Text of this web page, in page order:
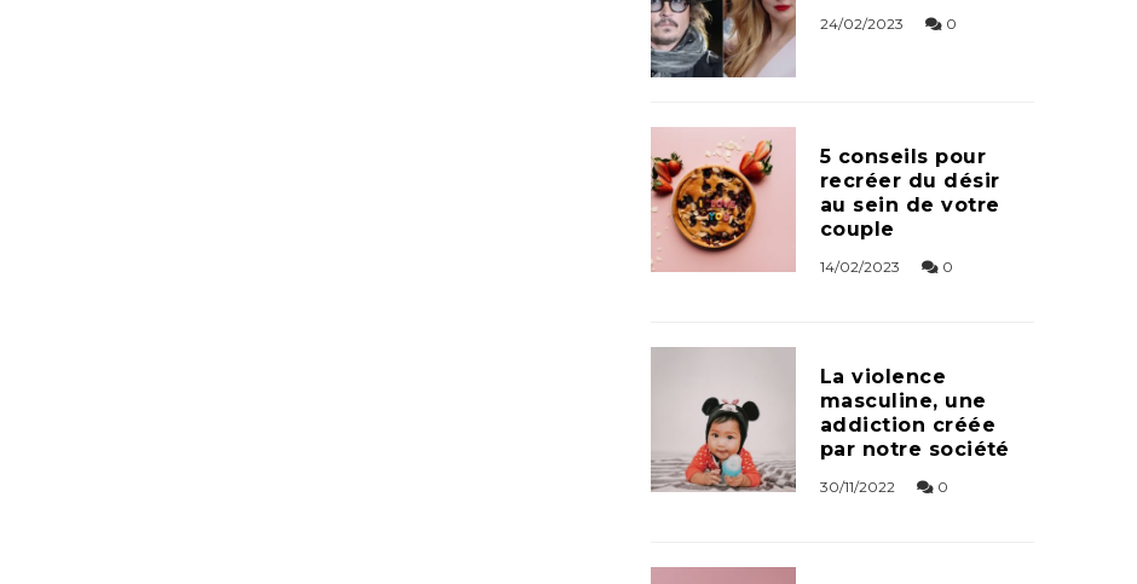
24/02/2023 0
5 conseils pour
recréer du désir
au sein de votre
couple
14/02/2023 0
La violence
masculine, une
addiction créée
par notre société
30/11/2022 0